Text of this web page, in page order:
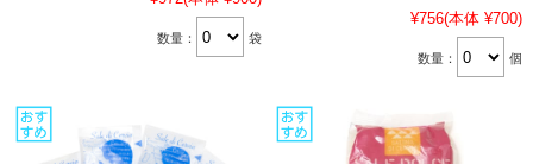
数量： 袋
¥756(本体 ¥700)
数量： 個